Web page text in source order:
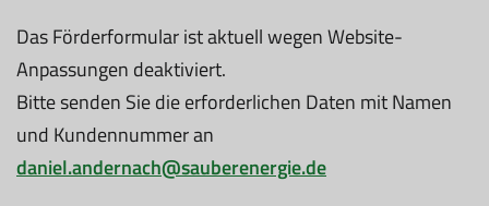
Das Förderformular ist aktuell wegen Website-
Anpassungen deaktiviert.
Bitte senden Sie die erforderlichen Daten mit Namen
und Kundennummer an
daniel.andernach@sauberenergie.de